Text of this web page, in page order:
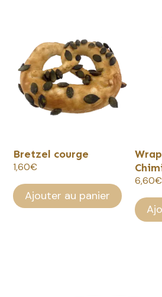
Bretzel courge
1,60€
Ajouter au panier
6,60€